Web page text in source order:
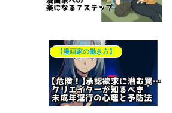
【漫画家の働き方】